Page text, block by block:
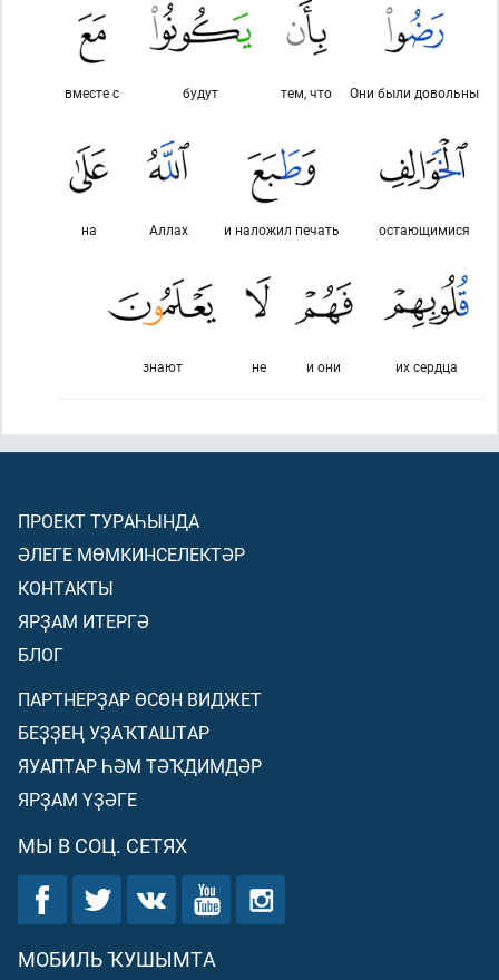
Они были довольны
тем, что
будут
вместе с
остающимися
и наложил печать
Аллах
на
их сердца
и они
не
знают
ПРОЕКТ ТУРАҺЫНДА
ӘЛЕГЕ МӨМКИНСЕЛЕКТӘР
КОНТАКТЫ
ЯРҘАМ ИТЕРГӘ
БЛОГ
ПАРТНЕРҘАР ӨСӨН ВИДЖЕТ
БЕҘҘЕҢ УҘАҠТАШТАР
ЯУАПТАР ҺӘМ ТӘҠДИМДӘР
ЯРҘАМ ҮҘӘГЕ
МЫ В СОЦ. СЕТЯХ
МОБИЛЬ ҠУШЫМТА